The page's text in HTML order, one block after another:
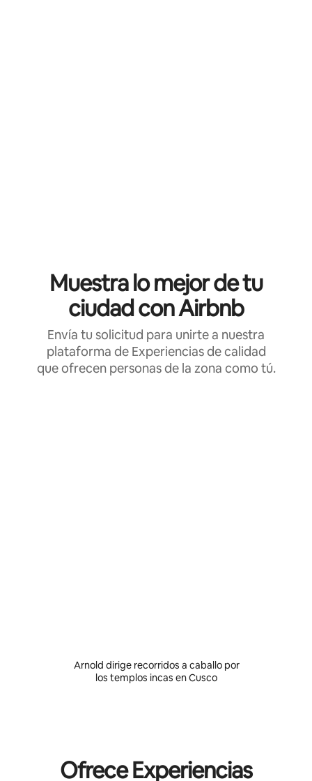
Muestra lo mejor de tu
ciudad con Airbnb
Envía tu solicitud para unirte a nuestra
plataforma de Experiencias de calidad
que ofrecen personas de la zona como tú.
Arnold dirige recorridos a caballo por
los templos incas en Cusco
Ofrece Experiencias